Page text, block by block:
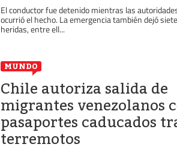
El conductor fue detenido mientras las
ocurrió el hecho. La emergencia también dejó
heridas, entre ell...
MUNDO
Chile autoriza salida de
migrantes venezolanos
pasaportes caducados
terremotos